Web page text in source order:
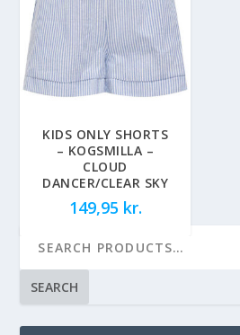
KIDS ONLY SHORTS
– KOGSMILLA –
CLOUD
DANCER/CLEAR SKY
149,95 kr.
SEARCH